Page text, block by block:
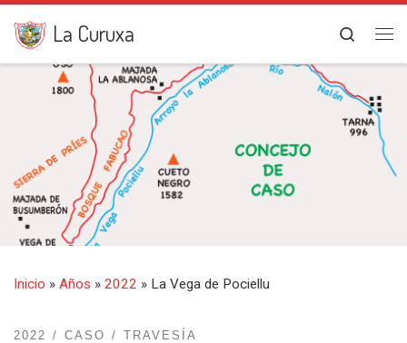
Saltar al contenido
La Curuxa
Search
Inicio » Años » 2022 » La Vega de Pociellu
2022 CASO TRAVESÍA